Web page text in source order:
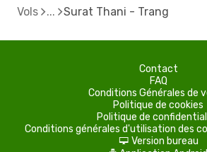
Vols Surat Thani - Trang
Contact
FAQ
Conditions Générales de
Politique de cookies
Politique de
Conditions générales d'utilisation des
d Version bureau